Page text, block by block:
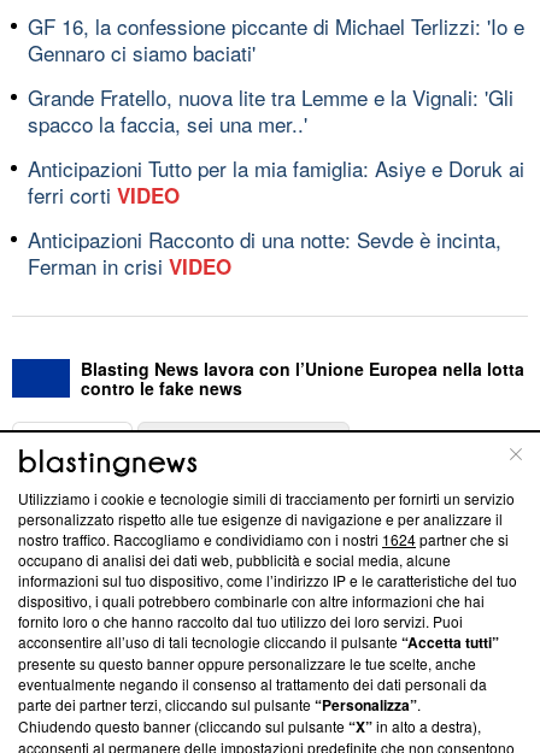
GF 16, la confessione piccante di Michael Terlizzi: 'Io e
Gennaro ci siamo baciati'
Grande Fratello, nuova lite tra Lemme e la Vignali: 'Gli
spacco la faccia, sei una mer..'
Anticipazioni Tutto per la mia famiglia: Asiye e Doruk ai
ferri corti VIDEO
Anticipazioni Racconto di una notte: Sevde è incinta,
Ferman in crisi VIDEO
Blasting News lavora con l’Unione Europea nella lotta
contro le fake news
ABOUT
Questa sezione offre informazioni trasparenti su Blasting
News, sui nostri processi editoriali e su come ci impegniamo a
creare news di qualità. Inoltre, afferma la nostra aderenza a
‘Trust Project - News with Integrity’Blasting News non è
ancora membro del programma, ma ha richiesto di farne
parte; Trust Project non ha ancora effettuato una verifica di
conformità agli standard.
Su di noi
Utilizziamo i cookie e tecnologie simili di tracciamento per fornirti un servizio
personalizzato rispetto alle tue esigenze di navigazione e per analizzare il
nostro traffico. Raccogliamo e condividiamo con i nostri 1624partner che si
occupano di analisi dei dati web, pubblicità e social media, alcune
informazioni sul tuo dispositivo, come l’indirizzo IP e le caratteristiche del tuo
dispositivo, i quali potrebbero combinarle con altre informazioni che hai
fornito loro o che hanno raccolto dal tuo utilizzo dei loro servizi. Puoi
acconsentire all’uso di tali tecnologie cliccando il pulsante“Accetta tutti”
presente su questo banner oppure personalizzare le tue scelte, anche
eventualmente negando il consenso al trattamento dei dati personali da
parte dei partner terzi, cliccando sul pulsante“Personalizza”.
Chiudendo questo banner (cliccando sul pulsante“X”in alto a destra),
acconsenti al permanere delle impostazioni predefinite che non consentono